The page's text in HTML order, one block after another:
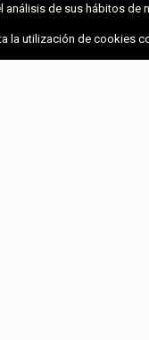
de sus hábitos
la utilización de cookies